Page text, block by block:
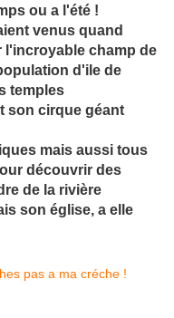
ou a l'été !
venus quand
l'incroyable champ de
d'ile de
temples
son cirque géant
mais aussi tous
découvrir des
de la rivière
son église, a elle